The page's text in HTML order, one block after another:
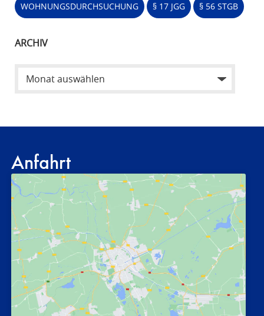
WOHNUNGSDURCHSUCHUNG § 17 JGG § 56 STGB
ARCHIV
Anfahrt